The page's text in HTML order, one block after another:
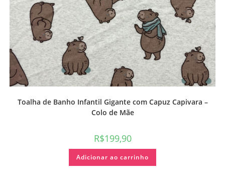
Toalha de Banho Infantil Gigante com Capuz Capivara –
Colo de Mãe
R$199,90
Adicionar ao carrinho